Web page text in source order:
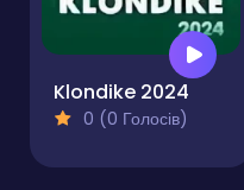
Klondike 2024
0 (0 Голосів)